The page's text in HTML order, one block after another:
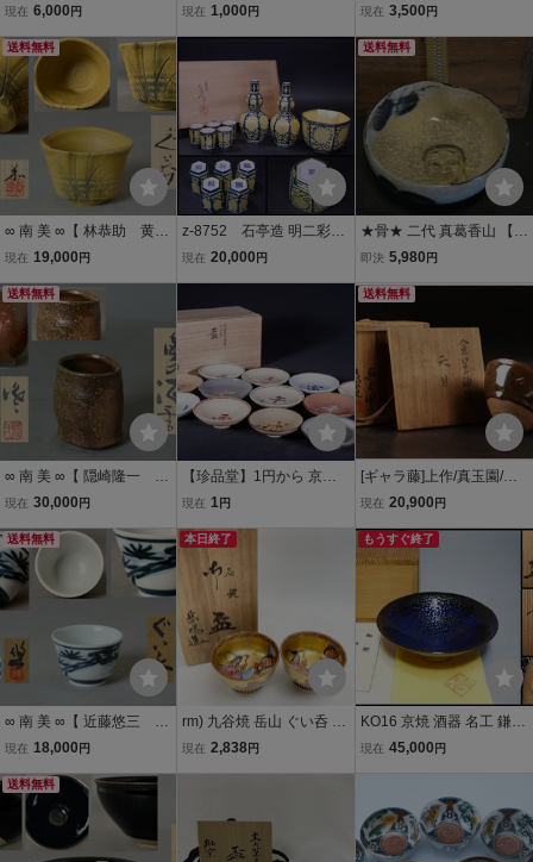
絵花鳥紋 徳利 2客 お猪口
ぐい呑 酒入 酒注 酒器 和
食器 共箱 伝統工芸 石川県
m
現在 6,000 円
松葉 盃 酒盃 酒器 在銘 レ
現在 1,000 円
酒器揃 徳利2本 お猪口5客
梅盃 ぐい呑 共箱付 色
絵 金彩 草花紋
現在 3,500 円
送料無料
∞ 南 美 ∞【 林恭助 黄瀬
戸 ぐい呑 共箱・共
cm 師:人間国宝 加藤孝
造 盃 酒器
現在 19,000 円
z-8752 石亭造 明二彩彫
唐草紋 酒器揃 徳利2点/酒
現在 20,000 円
送料無料
★骨★ 二代 真葛香山 【
老松 ニ 姥 画 酒盃 】 能面
香山 ★ ぐい呑み 杯 茶杯
茶盃 煎茶碗 高砂 相生の松
即決 5,980 円
送料無料
∞ 南 美 ∞【 隠崎隆一 備
前 酒呑 共箱・共布・
ぐい呑 盃 酒器
現在 30,000 円
【珍品堂】1円から 京焼
清水焼 陶家 西村徳泉 作
客揃 酒器 共箱 木箱 時代
物 骨董品 古美術 径10cm
M-C34T-SR4
現在 1円
送料無料
[ギャラ藤]上作/真玉園/加
藤孝俊/ 銀覆輪金星油滴天
索)骨董/茶道具/煎茶道具/
煎茶碗/抹茶碗/皆具
現在 20,900 円
送料無料
∞ 南 美 ∞【 近藤悠三 染
付 松絵 ぐい呑 共箱
間国宝 盃 酒器
現在 18,000 円
本日終了
rm) 九谷焼 岳山 ぐい呑 酒
盃 酒器 ※中古 保管品 共
現在 2,838円
もうすぐ終了
KO16 京焼 酒器 名工 鎌田
幸二 造 油滴天目 盃 ぐい
現在 45,000 円
送料無料